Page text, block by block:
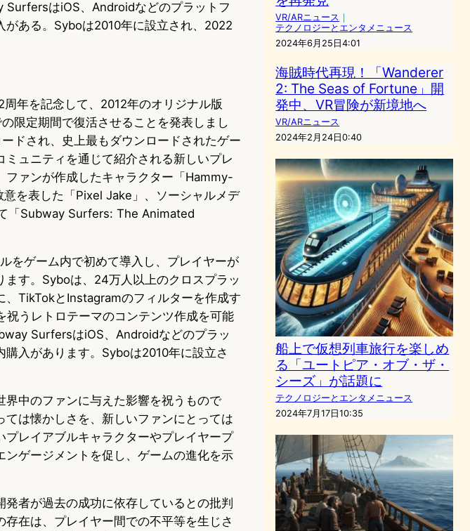
SurfersはiOS、Androidなどのプラットフ
がある。Syboは2010年に設立され、2022
年を記念して、2012年のオリジナル版
限定期間で復活させることを発表しまし
ドされ、史上最もダウンロードされたゲー
ュニティを通じて紹介される新しいプレ
ァンが作成したキャラクター「Hammy-
を表した「Pixel Jake」、ソーシャルメデ
「Subway Surfers: The Animated
をゲーム内で初めて導入し、プレイヤーが
す。Syboは、24万人以上のクロスプラッ
、TikTokとInstagramのフィルターを作成す
祝うレトロテーマのコンテンツ作成を可能
SurfersはiOS、Androidなどのプラッ
購入があります。Syboは2010年に設立さ
中のファンに与えた影響を祝うもので
は懐かしさを、新しいファンにとっては
レイアブルキャラクターやプレイヤープ
ゲージメントを促し、ゲームの進化を示
者が過去の成功に依存しているとの批判
在は、プレイヤー間での不平等を生じさ
VR/ARニュース ｜
テクノロジーとエンタメニュース
2024年6月25日4:01
海賊時代再現！「Wanderer
2: The Seas of Fortune」開
発中、VR冒険が新境地へ
VR/ARニュース
2024年2月24日0:40
船上で仮想列車旅行を楽しめ
る「ユートピア・オブ・ザ・
シーズ」が話題に
テクノロジーとエンタメニュース
2024年7月17日10:35